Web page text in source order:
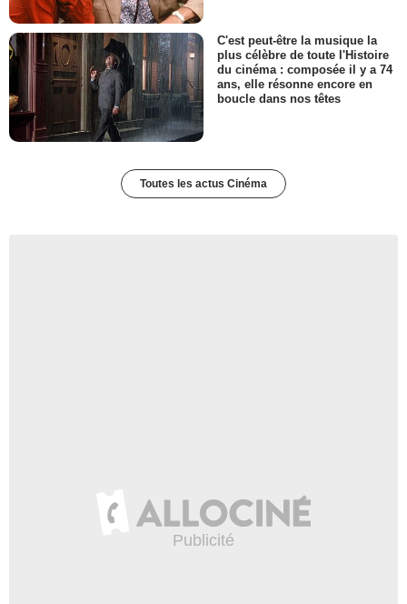
C'est peut-être la musique la
plus célèbre de toute l'Histoire
du cinéma : composée il y a 74
ans, elle résonne encore en
boucle dans nos têtes
Toutes les actus Cinéma